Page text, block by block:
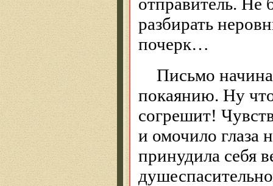
разбирать
почерк…
Письмо
покаянию. Ну
согрешит!
и омочило глаза
принудила себя